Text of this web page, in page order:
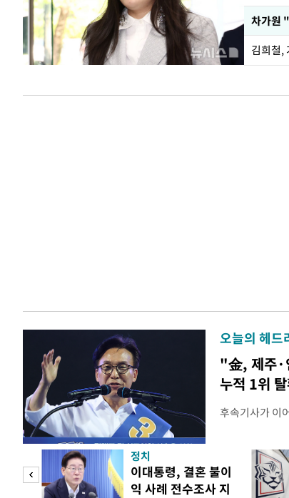
오늘의 헤드
"金, 제주·
누적 1위
후속기사가 이
정치
이대통령, 결혼 불이
익 사례 전수조사 지